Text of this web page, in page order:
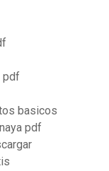
pdf
basicos
pdf